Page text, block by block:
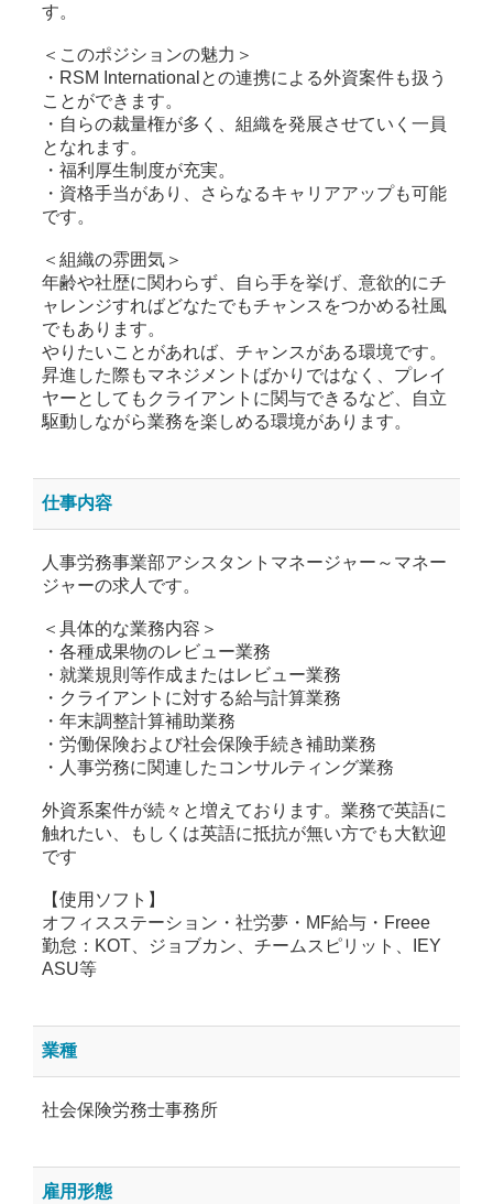
す。
＜このポジションの魅力＞
・RSM Internationalとの連携による外資案件も扱う
ことができます。
・自らの裁量権が多く、組織を発展させていく一員
となれます。
・福利厚生制度が充実。
・資格手当があり、さらなるキャリアアップも可能
です。
＜組織の雰囲気＞
年齢や社歴に関わらず、自ら手を挙げ、意欲的にチ
ャレンジすればどなたでもチャンスをつかめる社風
でもあります。
やりたいことがあれば、チャンスがある環境です。
昇進した際もマネジメントばかりではなく、プレイ
ヤーとしてもクライアントに関与できるなど、自立
駆動しながら業務を楽しめる環境があります。
仕事内容
人事労務事業部アシスタントマネージャー～マネー
ジャーの求人です。
＜具体的な業務内容＞
・各種成果物のレビュー業務
・就業規則等作成またはレビュー業務
・クライアントに対する給与計算業務
・年末調整計算補助業務
・労働保険および社会保険手続き補助業務
・人事労務に関連したコンサルティング業務
外資系案件が続々と増えております。業務で英語に
触れたい、もしくは英語に抵抗が無い方でも大歓迎
です
【使用ソフト】
オフィスステーション・社労夢・MF給与・Freee
勤怠：KOT、ジョブカン、チームスピリット、IEY
ASU等
業種
社会保険労務士事務所
雇用形態